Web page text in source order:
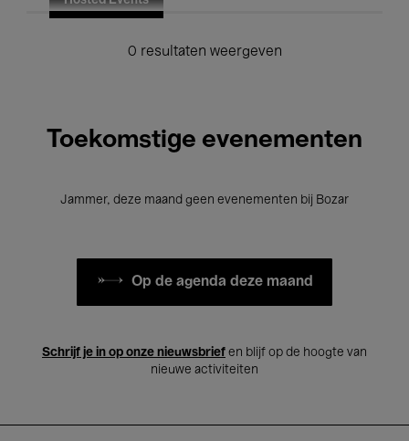
0 resultaten weergeven
Toekomstige evenementen
Jammer, deze maand geen evenementen bij Bozar
Op de agenda deze maand
Schrijf je in op onze nieuwsbrief en blijf op de hoogte van
nieuwe activiteiten